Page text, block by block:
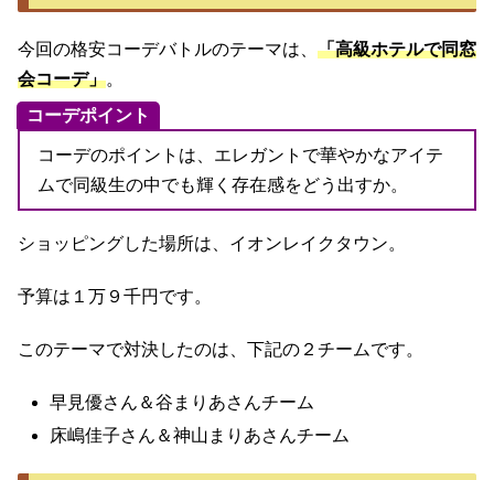
今回の格安コーデバトルのテーマは、 「高級ホテルで同窓
会コーデ」。
コーデポイント
コーデのポイントは、エレガントで華やかなアイテ
ムで同級生の中でも輝く存在感をどう出すか。
ショッピングした場所は、イオンレイクタウン。
予算は１万９千円です。
このテーマで対決したのは、下記の２チームです。
早見優さん＆谷まりあさんチーム
床嶋佳子さん＆神山まりあさんチーム